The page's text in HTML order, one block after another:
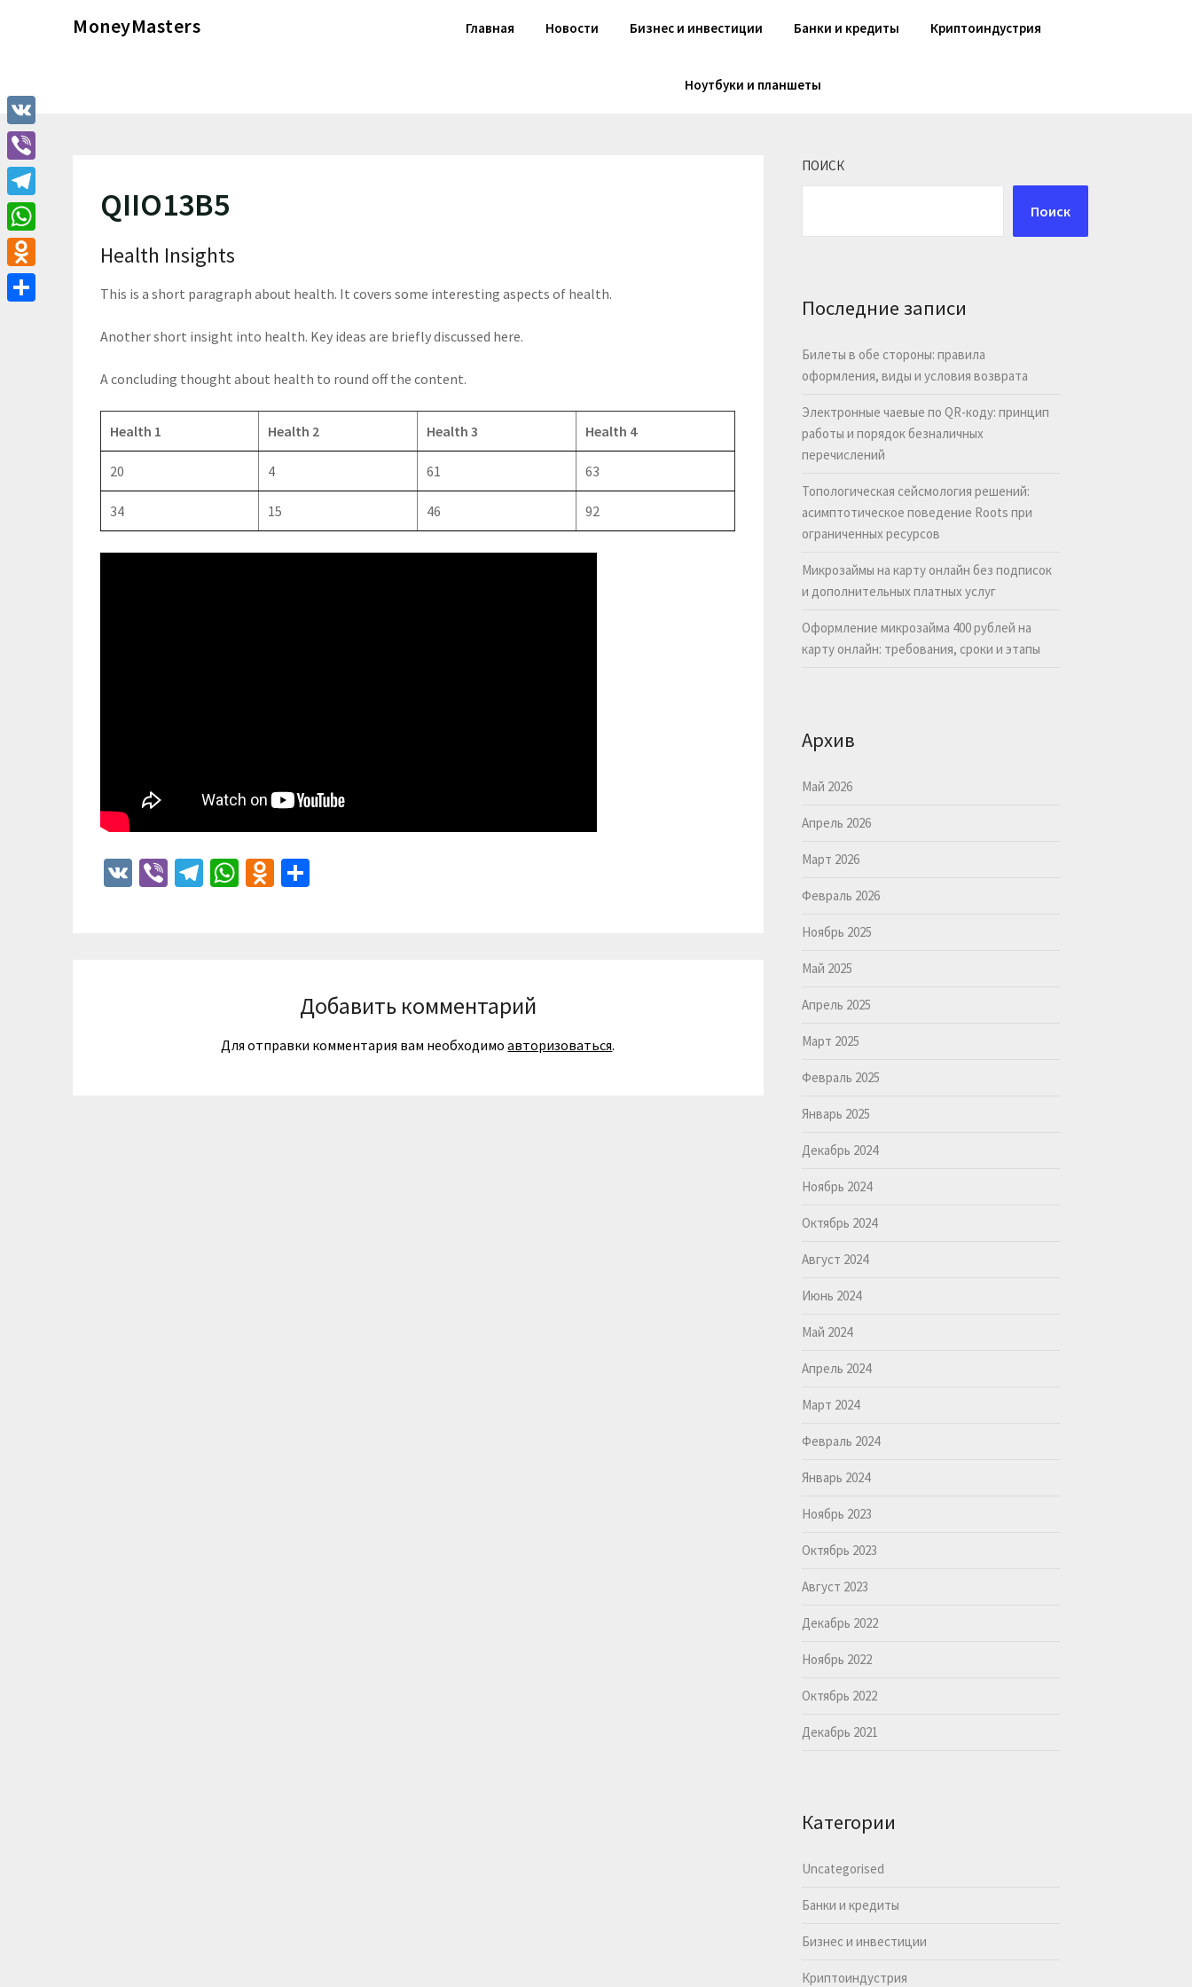
MoneyMasters Главная Новости Бизнес и инвестиции Банки и кредиты Криптоиндустрия
Ноутбуки и планшеты
QIIO13B5
Health Insights
This is a short paragraph about health. It covers some interesting aspects of health.
Another short insight into health. Key ideas are briefly discussed here.
A concluding thought about health to round off the content.
Health 1 Health 2 Health 3 Health 4
20 4 61 63
34 15 46 92
VK ViberTelegram
WhatsApp
Odnoklassniki
Добавить комментарий
Для отправки комментария вам необходимоавторизоваться.
ПОИСК
Поиск
Последние записи
Билеты в обе стороны: правила
оформления, виды и условия возврата
Электронные чаевые по QR-коду: принцип
работы и порядок безналичных
перечислений
Топологическая сейсмология решений:
асимптотическое поведение Roots при
ограниченных ресурсов
Микрозаймы на карту онлайн без подписок
и дополнительных платных услуг
Оформление микрозайма 400 рублей на
карту онлайн: требования, сроки и этапы
Архив
Май 2026
Апрель 2026
Март 2026
Февраль 2026
Ноябрь 2025
Май 2025
Апрель 2025
Март 2025
Февраль 2025
Январь 2025
Декабрь 2024
Ноябрь 2024
Октябрь 2024
Август 2024
Июнь 2024
Май 2024
Апрель 2024
Март 2024
Февраль 2024
Январь 2024
Ноябрь 2023
Октябрь 2023
Август 2023
Декабрь 2022
Ноябрь 2022
Октябрь 2022
Декабрь 2021
Категории
Uncategorised
Банки и кредиты
Бизнес и инвестиции
Криптоиндустрия
VK
Viber
Telegram
WhatsApp
Odnoklassniki